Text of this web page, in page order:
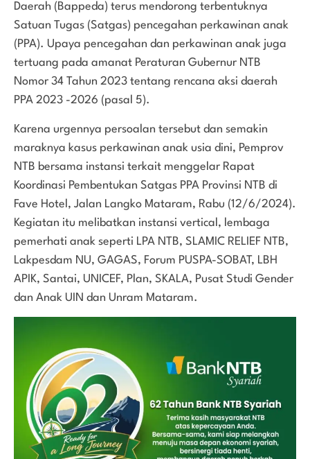
Daerah (Bappeda) terus mendorong terbentuknya
Satuan Tugas (Satgas) pencegahan perkawinan anak
(PPA). Upaya pencegahan dan perkawinan anak juga
tertuang pada amanat Peraturan Gubernur NTB
Nomor 34 Tahun 2023 tentang rencana aksi daerah
PPA 2023 -2026 (pasal 5).
Karena urgennya persoalan tersebut dan semakin
maraknya kasus perkawinan anak usia dini, Pemprov
NTB bersama instansi terkait menggelar Rapat
Koordinasi Pembentukan Satgas PPA Provinsi NTB di
Fave Hotel, Jalan Langko Mataram, Rabu (12/6/2024).
Kegiatan itu melibatkan instansi vertical, lembaga
pemerhati anak seperti LPA NTB, SLAMIC RELIEF NTB,
Lakpesdam NU, GAGAS, Forum PUSPA-SOBAT, LBH
APIK, Santai, UNICEF, Plan, SKALA, Pusat Studi Gender
dan Anak UIN dan Unram Mataram.